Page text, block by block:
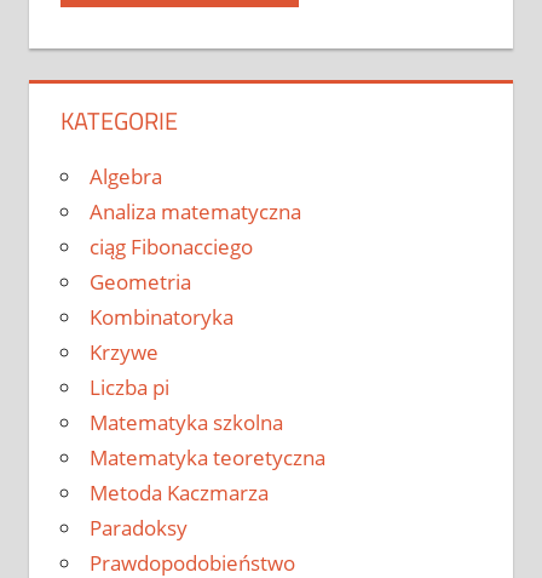
KATEGORIE
Algebra
Analiza matematyczna
ciąg Fibonacciego
Geometria
Kombinatoryka
Krzywe
Liczba pi
Matematyka szkolna
Matematyka teoretyczna
Metoda Kaczmarza
Paradoksy
Prawdopodobieństwo